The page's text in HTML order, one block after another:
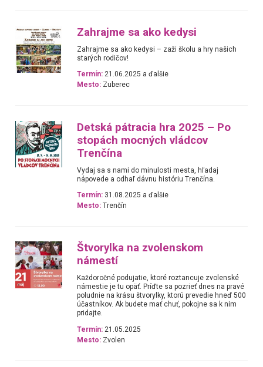
Zahrajme sa ako kedysi
Zahrajme sa ako kedysi – zaži školu a hry našich
starých rodičov!
Termín: 21.06.2025 a ďalšie
Mesto: Zuberec
Detská pátracia hra 2025 – Po
stopách mocných vládcov
Trenčína
Vydaj sa s nami do minulosti mesta, hľadaj
nápovede a odhaľ dávnu históriu Trenčína.
Termín: 31.08.2025 a ďalšie
Mesto: Trenčín
Štvorylka na zvolenskom
námestí
Každoročné podujatie, ktoré roztancuje zvolenské
námestie je tu opäť. Príďte sa pozrieť dnes na pravé
poludnie na krásu štvorylky, ktorú prevedie hneď 500
účastníkov. Ak budete mať chuť, pokojne sa k nim
pridajte.
Termín: 21.05.2025
Mesto: Zvolen